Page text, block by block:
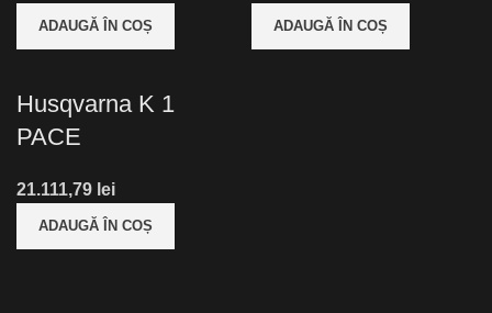
ADAUGĂ ÎN COȘ ADAUGĂ ÎN COȘ
Husqvarna K 1
PACE
lei
ADAUGĂ ÎN COȘ